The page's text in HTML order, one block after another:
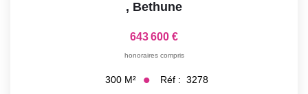
, Bethune
643 600 €
honoraires compris
300 M² Réf : 3278